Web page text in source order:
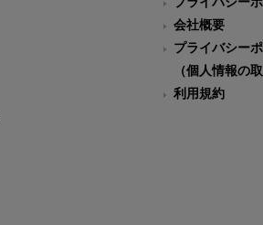
会社概要
プライバシー
（個人情報の
利用規約